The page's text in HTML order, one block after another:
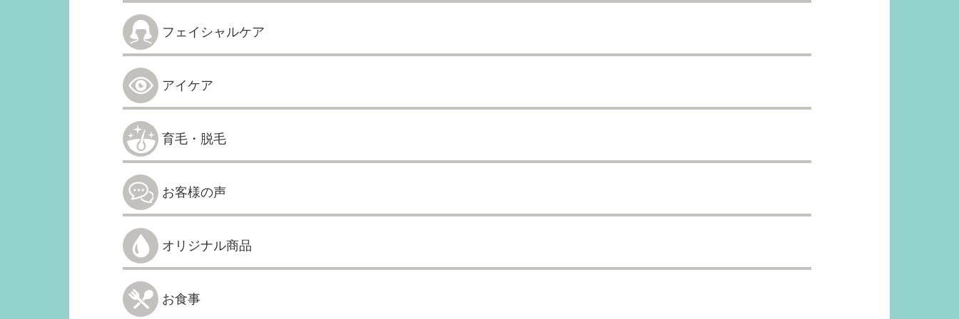
フェイシャルケア
アイケア
育毛・脱毛
お客様の声
オリジナル商品
お食事